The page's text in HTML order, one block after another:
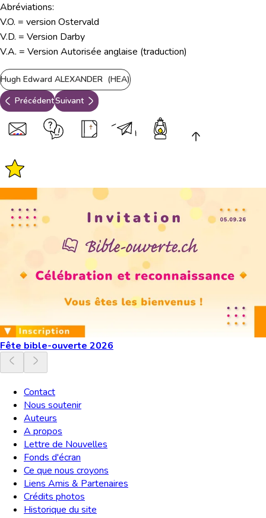
Abréviations:
V.O. = version Ostervald
V.D. = Version Darby
V.A. = Version Autorisée anglaise (traduction)
Hugh Edward ALEXANDER (HEA)
PrécédentSuivant
Fête bible-ouverte 2026
Contact
Nous soutenir
Auteurs
A propos
Lettre de Nouvelles
Fonds d'écran
Ce que nous croyons
Liens Amis & Partenaires
Crédits photos
Historique du site